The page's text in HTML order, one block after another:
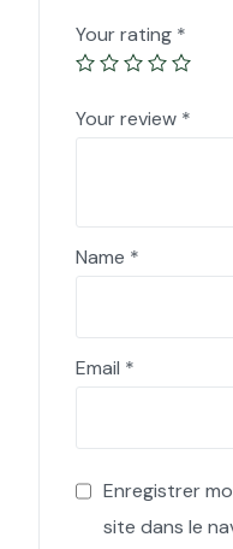
Your rating *
Your review *
Name *
Email *
Enregistrer
site dans le